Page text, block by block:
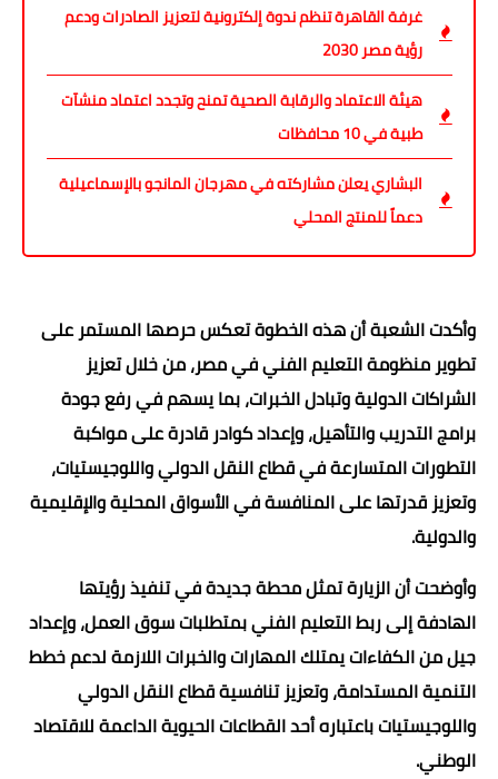
غرفة القاهرة تنظم ندوة إلكترونية لتعزيز الصادرات ودعم
رؤية مصر 2030
هيئة الاعتماد والرقابة الصحية تمنح وتجدد اعتماد منشآت
طبية في 10 محافظات
البشاري يعلن مشاركته في مهرجان المانجو بالإسماعيلية
دعماً للمنتج المحلي
وأكدت الشعبة أن هذه الخطوة تعكس حرصها المستمر على
تطوير منظومة التعليم الفني في مصر، من خلال تعزيز
الشراكات الدولية وتبادل الخبرات، بما يسهم في رفع جودة
برامج التدريب والتأهيل، وإعداد كوادر قادرة على مواكبة
التطورات المتسارعة في قطاع النقل الدولي واللوجيستيات،
وتعزيز قدرتها على المنافسة في الأسواق المحلية والإقليمية
والدولية.
وأوضحت أن الزيارة تمثل محطة جديدة في تنفيذ رؤيتها
الهادفة إلى ربط التعليم الفني بمتطلبات سوق العمل، وإعداد
جيل من الكفاءات يمتلك المهارات والخبرات اللازمة لدعم خطط
التنمية المستدامة، وتعزيز تنافسية قطاع النقل الدولي
واللوجيستيات باعتباره أحد القطاعات الحيوية الداعمة للاقتصاد
الوطني.